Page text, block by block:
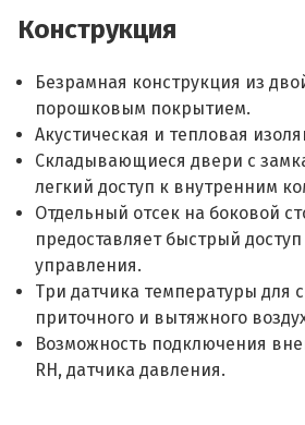
Конструкция
Безрамная конструкция из
порошковым покрытием.
Акустическая и тепловая
Складывающиеся двери с
легкий доступ к внутренним
Отдельный отсек на боковой
предоставляет быстрый доступ
управления.
Три датчика температуры для
приточного и вытяжного
Возможность подключения
RH, датчика давления.